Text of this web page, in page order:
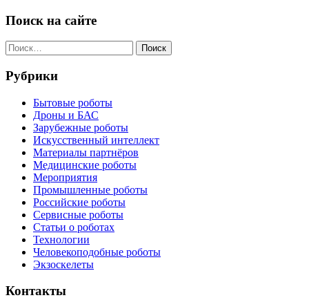
Поиск на сайте
Найти:
Рубрики
Бытовые роботы
Дроны и БАС
Зарубежные роботы
Искусственный интеллект
Материалы партнёров
Медицинские роботы
Мероприятия
Промышленные роботы
Российские роботы
Сервисные роботы
Статьи о роботах
Технологии
Человекоподобные роботы
Экзоскелеты
Контакты